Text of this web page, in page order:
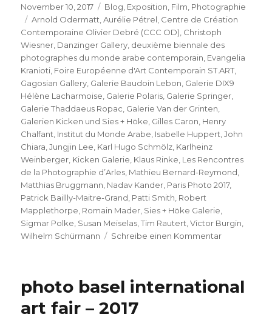
Veröffentlicht
am
November 10, 2017 Kategorien
Blog Exposition Film Photographie
Schlagwörter
Arnold Odermatt ,Aurélie Pétrel Centre de Création
Contemporaine Olivier Debré (CCC OD) Christoph
Wiesner Danzinger Gallery deuxième biennale des
photographes du monde arabe contemporain Evangelia
Kranioti Foire Européenne d'Art Contemporain ST.ART
Gagosian Gallery Galerie Baudoin Lebon Galerie DIX9
Hélène Lacharmoise Galerie Polaris Galerie Springer
Galerie Thaddaeus Ropac Galerie Van der Grinten
Galerien Kicken und Sies + Höke Gilles Caron Henry
Chalfant Institut du Monde Arabe Isabelle Huppert ,John
Chiara ,Jungjin Lee Karl Hugo Schmölz Karlheinz
Weinberger Kicken Galerie Klaus Rinke Les Rencontres
de la Photographie d’Arles Mathieu Bernard-Reymond
Matthias Bruggmann Nadav Kander Paris Photo 2017,
Patrick Baillly-Maitre-Grand Patti Smith Robert
Mapplethorpe Romain Mader Sies + Höke Galerie
Sigmar Polke Susan Meiselas ,Tim Rautert ,Victor Burgin
Wilhelm Schürmann
Schreibe einen Kommentarzu
–
photo basel international
art fair – 2017